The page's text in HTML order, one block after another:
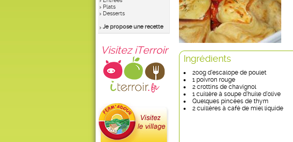
Plats
Desserts
Je propose une recette
Visitez iTerroir
Ingrédients
200g d’escalope de poulet
1 poivron rouge
2 crottins de chavignol
1 cuillère à soupe d’huile d’olive
Quelques pincées de thym
2 cuillères à café de miel liquide